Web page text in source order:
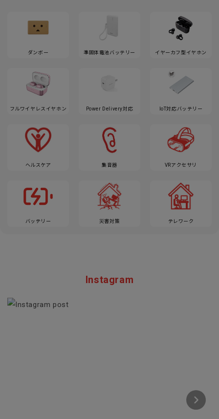
ダンボー 準固体電池バッテリー イヤーカフ型イヤホン
フルワイヤレスイヤホン Power Delivery対応 IoT対応バッテリー
ヘルスケア 集音器 VRアクセサリ
バッテリー 災害対策 テレワーク
Instagram